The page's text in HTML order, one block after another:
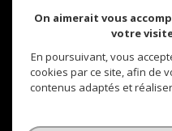
On aimerait vous
votre
En poursuivant, vous
cookies par ce site, afin de
contenus adaptés et